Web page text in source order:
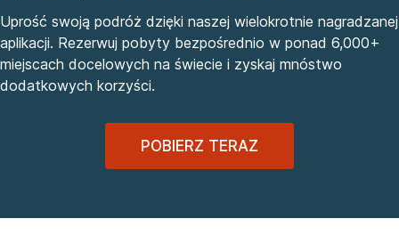
Uprość swoją podróż dzięki naszej wielokrotnie nagradzanej
aplikacji. Rezerwuj pobyty bezpośrednio w ponad 6,000+
miejscach docelowych na świecie i zyskaj mnóstwo
dodatkowych korzyści.
POBIERZ TERAZ